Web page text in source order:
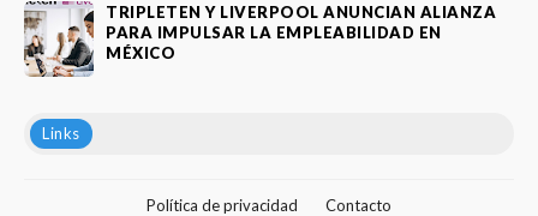
TRIPLETEN Y LIVERPOOL ANUNCIAN ALIANZA
PARA IMPULSAR LA EMPLEABILIDAD EN
MÉXICO
Links
Política de privacidad Contacto